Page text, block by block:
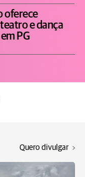
oferece
e dança
PG
Quero divulgar